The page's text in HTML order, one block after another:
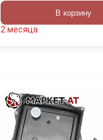
В корзину
2 месяца